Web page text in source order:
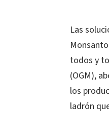
Las
todos y
(OGM),
los
ladrón